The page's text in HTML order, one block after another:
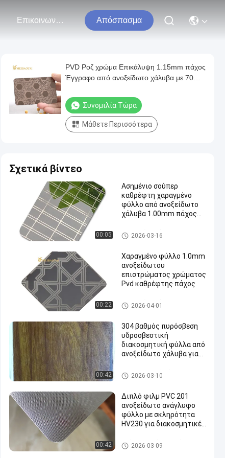
Επικοινωνήστε Μαζί Μας Απόσπασμα
PVD Ροζ χρώμα Επικάλυψη 1.15mm πάχος
Έγγραφο από ανοξείδωτο χάλυβα με 70
Συνομιλία Τώρα
Μάθετε Περισσότερα
Σχετικά βίντεο
00:05
Ασημένιο σούπερ
καθρέφτη χαραγμένο
φύλλο από ανοξείδωτο
χάλυβα 1.00mm πάχος
διακοσμητικές
εφαρμογές
Χαραγμένο φύλλο ανοξείδω
του
2026-03-16
00:22
Χαραγμένο φύλλο 1.0mm
ανοξείδωτου
επιστρώματος χρώματος
Pvd καθρέφτης πάχος
Χαραγμένο φύλλο ανοξείδω
του
2026-04-01
00:42
304 βαθμός πυρόσβεση
υδροσβεστική
διακοσμητική φύλλα από
ανοξείδωτο χάλυβα για
Διακοσμητικό φύλλο ανοξεί
δωτου
2026-03-10
00:42
Διπλό φιλμ PVC 201
ανοξείδωτο ανάγλυφο
φύλλο με σκληρότητα
HV230 για διακοσμητικές
Ανάγλυφο φύλλο από ανοξείδ
ωτο χάλυβα
2026-03-09